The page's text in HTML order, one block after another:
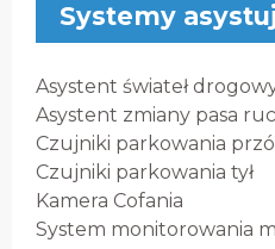
Systemy
Asystent świateł
Asystent zmiany pasa
Czujniki parkowania
Czujniki parkowania tył
Kamera Cofania
System monitorowania